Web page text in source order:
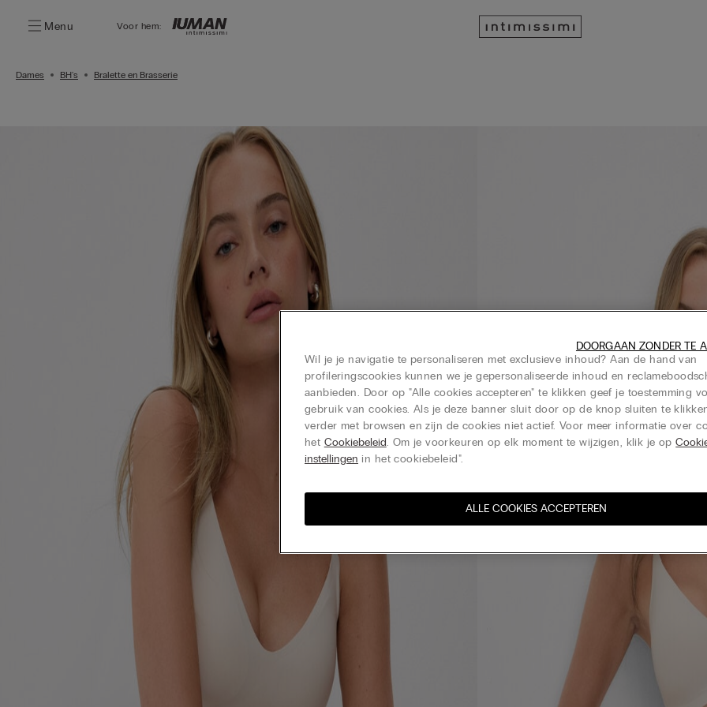
Menu Voor hem:
Dames BH's Bralette en Brasserie
Wil je je navigatie te personaliseren met exclusieve inhoud? Aan de hand van
profileringscookies kunnen we je gepersonaliseerde inhoud en
aanbieden. Door op "Alle cookies accepteren" te klikken geef je toestemming
gebruik van cookies. Als je deze banner sluit door op de knop sluiten te
verder met browsen en zijn de cookies niet actief. Voor meer informatie over
het Cookiebeleid. Om je voorkeuren op elk moment te wijzigen, klik je op
instellingen in het cookiebeleid".
ALLE COOKIES ACCEPTEREN
DOORGAAN ZONDER TE